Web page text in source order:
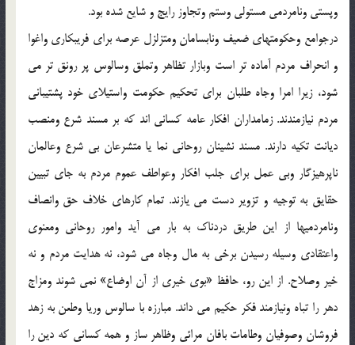
وپستي ونامردمي مستولي وستم وتجاوز رايج و شايع شده بود.
درجوامع وحکومتهاي ضعيف ونابسامان ومتزلزل عرصه براي فريبکاري واغوا
و انحراف مردم آماده تر است وبازار تظاهر وتملق وسالوس پر رونق تر مي
شود، زيرا امرا وجاه طلبان براي تحکيم حکومت واستيلاي خود پشتيباني
مردم نيازمندند. زمامداران افکار عامه کساني اند که بر مسند شرع ومنصب
ديانت تکيه دارند. مسند نشينان روحاني نما يا متشرعان بي شرع وعالمان
ناپرهيزگار وبي عمل براي جلب افکار وعواطف عموم مردم به جاي تبيين
حقايق به توجيه و تزوير دست مي يازند. تمام کارهاي خلاف حق وانصاف
ونامردميها از اين طريق دردناک به بار مي آيد وامور روحاني ومعنوي
واعتقادي وسيله رسيدن برخي به مال وجاه مي شود، نه هدايت مردم و نه
خير وصلاح. از اين رو، حافظ «بوي خيري از آن اوضاع» نمي شوند ومزاج
دهر را تباه ونيازمند فکر حکيم مي داند. مبارزه با سالوس وريا وطعن به زهد
فروشان وصوفيان وطامات بافان مرائي وظاهر ساز و همه کساني که دين را